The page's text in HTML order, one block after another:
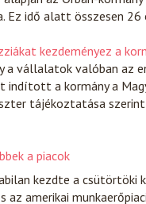
idő alatt összesen
kezdeményez a
a vállalatok valóban az
a kormány a
tájékoztatása
a piacok
kezdte a csütörtöki
az amerikai